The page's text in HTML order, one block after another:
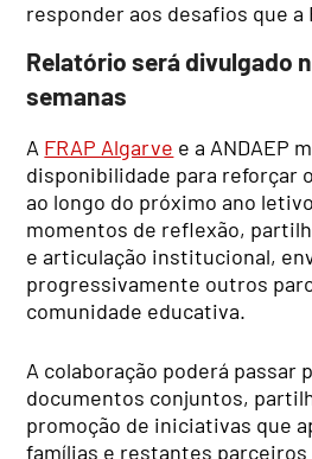
responder aos desafios que a
Relatório será divulgado
semanas
A FRAP Algarve e a ANDAEP
disponibilidade para reforçar
ao longo do próximo ano
momentos de reflexão,
e articulação institucional,
progressivamente outros
comunidade educativa.
A colaboração poderá passar
documentos conjuntos,
promoção de iniciativas que
famílias e restantes